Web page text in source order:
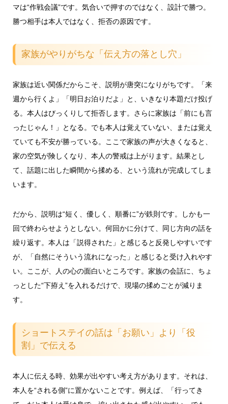
マは“作戦会議”です。気合いで押すのではなく、設計で勝つ。
勝つ相手は本人ではなく、拒否の原因です。
家族がやりがちな「伝え方の落とし穴」
家族は近い関係だからこそ、説明が唐突になりがちです。「来
週から行くよ」「明日お泊りだよ」と、いきなり本題だけ投げ
る。本人はびっくりして拒否します。さらに家族は「前にも言
ったじゃん！」となる。でも本人は覚えていない、または覚え
ていても不安が勝っている。ここで家族の声が大きくなると、
家の空気が険しくなり、本人の警戒は上がります。結果とし
て、話題に出した瞬間から揉める、という流れが完成してしま
います。
だから、説明は“短く、優しく、順番に”が鉄則です。しかも一
回で終わらせようとしない。何回かに分けて、同じ方向の話を
繰り返す。本人は「説得された」と感じると反発しやすいです
が、「自然にそういう流れになった」と感じると受け入れやす
い。ここが、人の心の面白いところです。家族の会話に、ちょ
っとした“下拵え”を入れるだけで、現場の揉めごとが減りま
す。
ショートステイの話は「お願い」より「役
割」で伝える
本人に伝える時、効果が出やすい考え方があります。それは、
本人を“される側”に置かないことです。例えば、「行ってき